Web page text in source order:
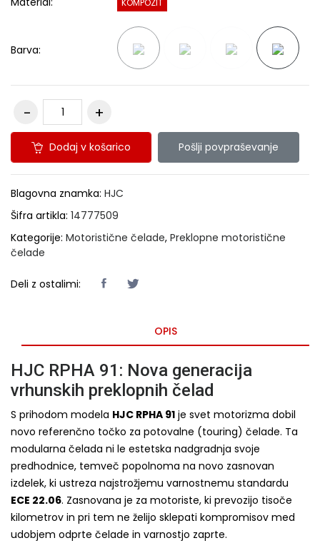
KOMPOZIT
Barva:
Dodaj v košarico Pošlji povpraševanje
Blagovna znamka: HJC
Šifra artikla: 14777509
Kategorije: Motoristične čelade, Preklopne motoristične
čelade
Deli z ostalimi:
OPIS
HJC RPHA 91: Nova generacija
vrhunskih preklopnih čelad
S prihodom modela HJC RPHA 91 je svet motorizma dobil
novo referenčno točko za potovalne (touring) čelade. Ta
modularna čelada ni le estetska nadgradnja svoje
predhodnice, temveč popolnoma na novo zasnovan
izdelek, ki ustreza najstrožjemu varnostnemu standardu
ECE 22.06. Zasnovana je za motoriste, ki prevozijo tisoče
kilometrov in pri tem ne želijo sklepati kompromisov med
udobjem odprte čelade in varnostjo zaprte.